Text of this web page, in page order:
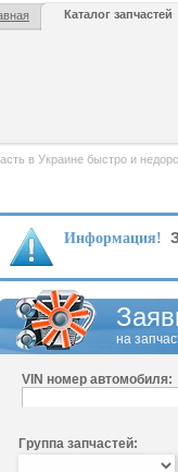
Каталог запчастей
в Украине быстро и
Информация!
на
VIN номер автомобиля:
Группа запчастей: